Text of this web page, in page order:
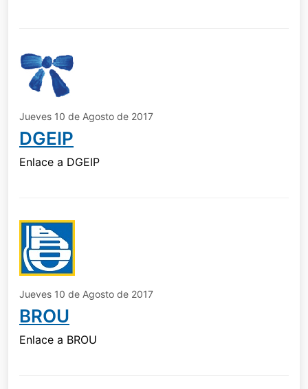
Jueves 10 de Agosto de 2017
DGEIP
Enlace a DGEIP
Jueves 10 de Agosto de 2017
BROU
Enlace a BROU